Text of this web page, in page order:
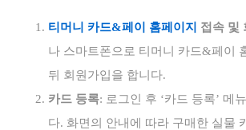
티머니 카드&페이 홈페이지 접속 및
나 스마트폰으로 티머니 카드&페이
뒤 회원가입을 합니다.
카드 등록: 로그인 후 ‘카드 등록’ 메
다. 화면의 안내에 따라 구매한 실물